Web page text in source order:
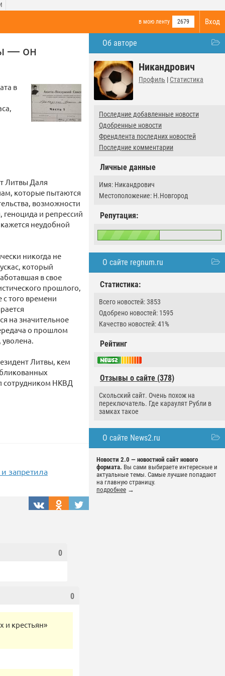
Вход
в мою ленту 2679
Об авторе
Никандрович
Профиль | Статистика
Последние добавленные новости
Одобренные новости
Френдлента последних новостей
Последние комментарии
Личные данные
Имя: Никандрович
Местоположение: Н.Новгород
Репутация:
О сайте regnum.ru
Статистика:
Всего новостей: 3853
Одобрено новостей: 1595
Качество новостей: 41%
Рейтинг
Отзывы о сайте (378)
Скольский сайт. Очень похож на
переключатель. Где караулят Рубли в
замках такое
О сайте News2.ru
Новости 2.0 — новостной сайт нового
формата. Вы сами выбираете интересные и
актуальные темы. Самые лучшие попадают
на главную страницу.
подробнее →
— он
в
Литвы Даля
которые пытаются
возможности
геноцида и репрессий
неудобной
никогда не
который
в свое
прошлого,
с того времени
на значительное
о прошлом
Литвы, кем
сотрудником НКВД
запретила
0
0
и крестьян»